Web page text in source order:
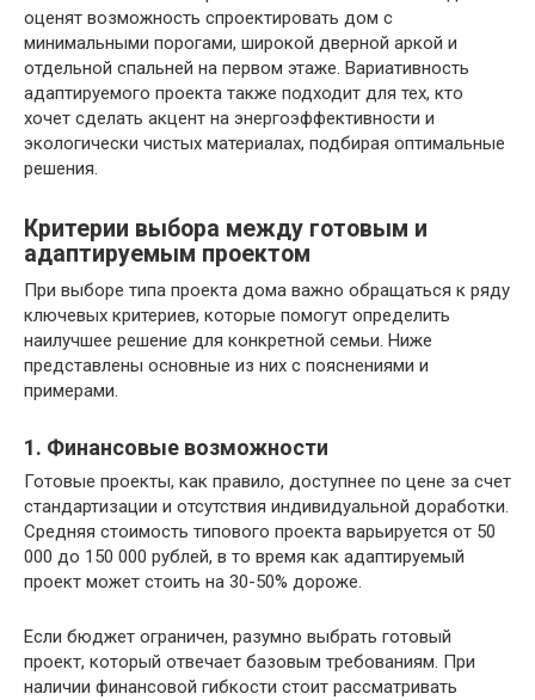
оценят возможность спроектировать дом с
минимальными порогами, широкой дверной аркой и
отдельной спальней на первом этаже. Вариативность
адаптируемого проекта также подходит для тех, кто
хочет сделать акцент на энергоэффективности и
экологически чистых материалах, подбирая оптимальные
решения.
Критерии выбора между готовым и
адаптируемым проектом
При выборе типа проекта дома важно обращаться к ряду
ключевых критериев, которые помогут определить
наилучшее решение для конкретной семьи. Ниже
представлены основные из них с пояснениями и
примерами.
1. Финансовые возможности
Готовые проекты, как правило, доступнее по цене за счет
стандартизации и отсутствия индивидуальной доработки.
Средняя стоимость типового проекта варьируется от 50
000 до 150 000 рублей, в то время как адаптируемый
проект может стоить на 30-50% дороже.
Если бюджет ограничен, разумно выбрать готовый
проект, который отвечает базовым требованиям. При
наличии финансовой гибкости стоит рассматривать